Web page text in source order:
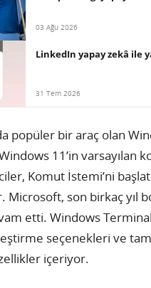
03 Ağu 2026
LinkedIn yapay zekâ ile
31 Tem 2026
popüler bir araç olan
11’in varsayılan
Komut İstemi’ni
Microsoft, son birkaç yıl
etti. Windows
seçenekleri ve
içeriyor.